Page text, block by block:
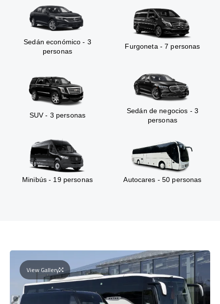
Sedán económico - 3
personas
Furgoneta - 7 personas
SUV - 3 personas
Sedán de negocios - 3
personas
Minibús - 19 personas Autocares - 50 personas
View Gallery